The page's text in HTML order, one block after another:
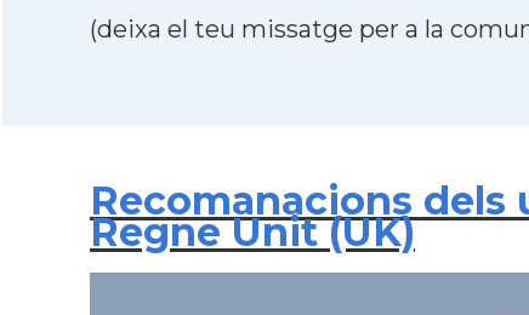
(deixa el teu missatge per a la
Recomanacions dels
Regne Unit (UK)